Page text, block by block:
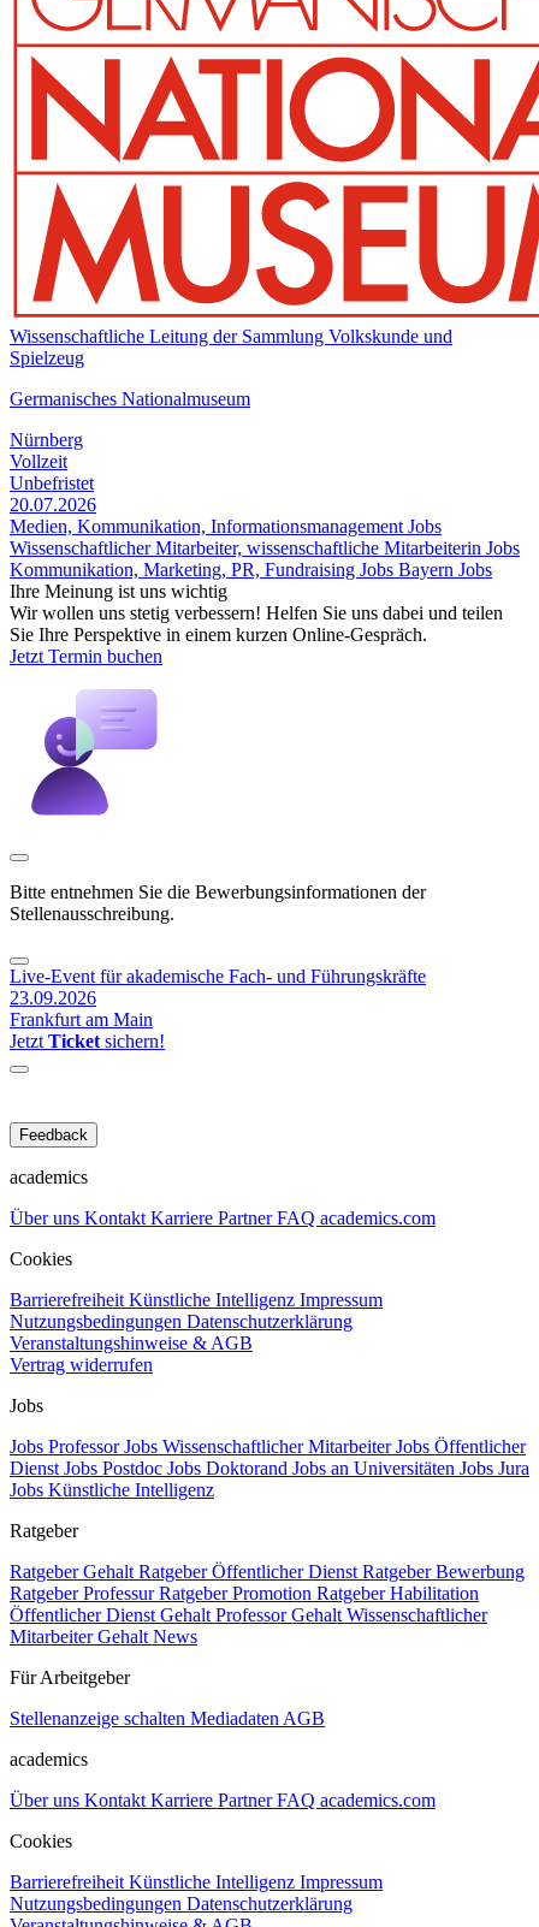
Wissenschaftliche Leitung der Sammlung Volkskunde und
Spielzeug
Germanisches Nationalmuseum
Nürnberg
Vollzeit
Unbefristet
20.07.2026
Medien, Kommunikation, Informationsmanagement Jobs
Wissenschaftlicher Mitarbeiter, wissenschaftliche Mitarbeiterin Jobs
Kommunikation, Marketing, PR, Fundraising Jobs Bayern Jobs
Ihre Meinung ist uns wichtig
Wir wollen uns stetig verbessern! Helfen Sie uns dabei und teilen
Sie Ihre Perspektive in einem kurzen Online-Gespräch.
Jetzt Termin buchen
Bitte entnehmen Sie die Bewerbungsinformationen der
Stellenausschreibung.
Live-Event für akademische Fach- und Führungskräfte
23.09.2026
Frankfurt am Main
JetztTicketsichern!
Feedback
academics
Über uns KontaktKarriere PartnerFAQ academics.com
Cookies
BarrierefreiheitKünstliche Intelligenz Impressum
Nutzungsbedingungen Datenschutzerklärung
Veranstaltungshinweise & AGB
Vertrag widerrufen
Jobs
Jobs ProfessorJobs Wissenschaftlicher MitarbeiterJobs Öffentlicher
DienstJobs Postdoc Jobs Doktorand Jobs an Universitäten Jobs Jura
Jobs Künstliche Intelligenz
Ratgeber
Ratgeber GehaltRatgeber Öffentlicher DienstRatgeber Bewerbung
Ratgeber ProfessurRatgeber Promotion Ratgeber Habilitation
Öffentlicher Dienst GehaltProfessor GehaltWissenschaftlicher
Mitarbeiter GehaltNews
Für Arbeitgeber
Stellenanzeige schalten MediadatenAGB
academics
Über uns KontaktKarriere PartnerFAQ academics.com
Cookies
BarrierefreiheitKünstliche Intelligenz Impressum
Nutzungsbedingungen Datenschutzerklärung